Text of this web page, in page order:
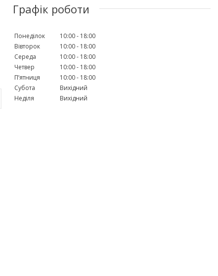
Графік роботи
Понеділок 10:00
18:00
Вівторок
10:00
18:00
Середа
10:00
18:00
Четвер
10:00
18:00
Пʼятниця
10:00
18:00
Субота
Вихідний
Неділя
Вихідний